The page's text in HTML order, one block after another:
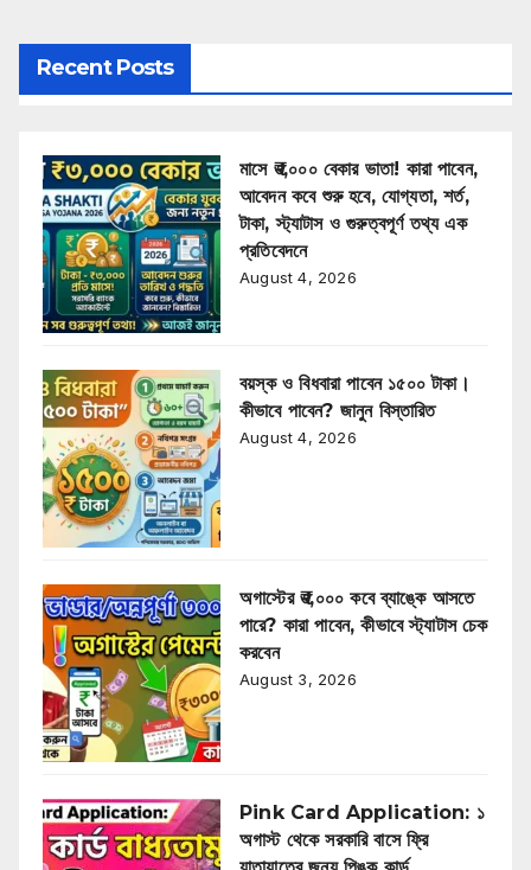
Recent Posts
মাসে ₹৩,০০০ বেকার ভাতা! কারা পাবেন,
আবেদন কবে শুরু হবে, যোগ্যতা, শর্ত,
টাকা, স্ট্যাটাস ও গুরুত্বপূর্ণ তথ্য এক
প্রতিবেদনে
August 4, 2026
বয়স্ক ও বিধবারা পাবেন ১৫০০ টাকা।
কীভাবে পাবেন? জানুন বিস্তারিত
August 4, 2026
অগাস্টের ₹৩,০০০ কবে ব্যাঙ্কে আসতে
পারে? কারা পাবেন, কীভাবে স্ট্যাটাস চেক
করবেন
August 3, 2026
Pink Card Application: ১
অগাস্ট থেকে সরকারি বাসে ফ্রি